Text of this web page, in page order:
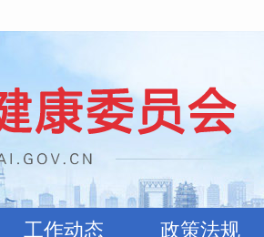
工作动态 政策法规